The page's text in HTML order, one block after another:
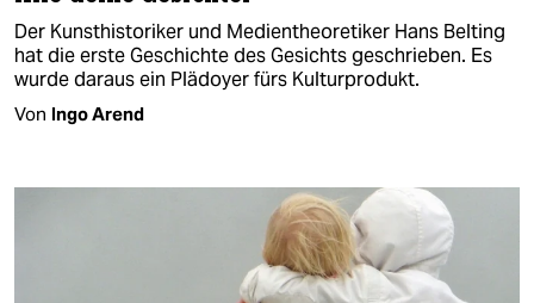
Der Kunsthistoriker und Medientheoretiker Hans Belting
hat die erste Geschichte des Gesichts geschrieben. Es
wurde daraus ein Plädoyer fürs Kulturprodukt.
Von Ingo Arend